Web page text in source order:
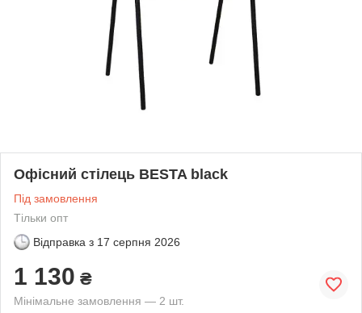
Офісний стілець BESTA black
Під замовлення
Тільки опт
Відправка з 17 серпня 2026
1 130 ₴
Мінімальне замовлення — 2 шт.